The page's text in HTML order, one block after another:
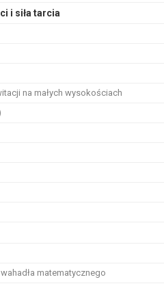
i siła tarcia
na małych wysokościach
matematycznego